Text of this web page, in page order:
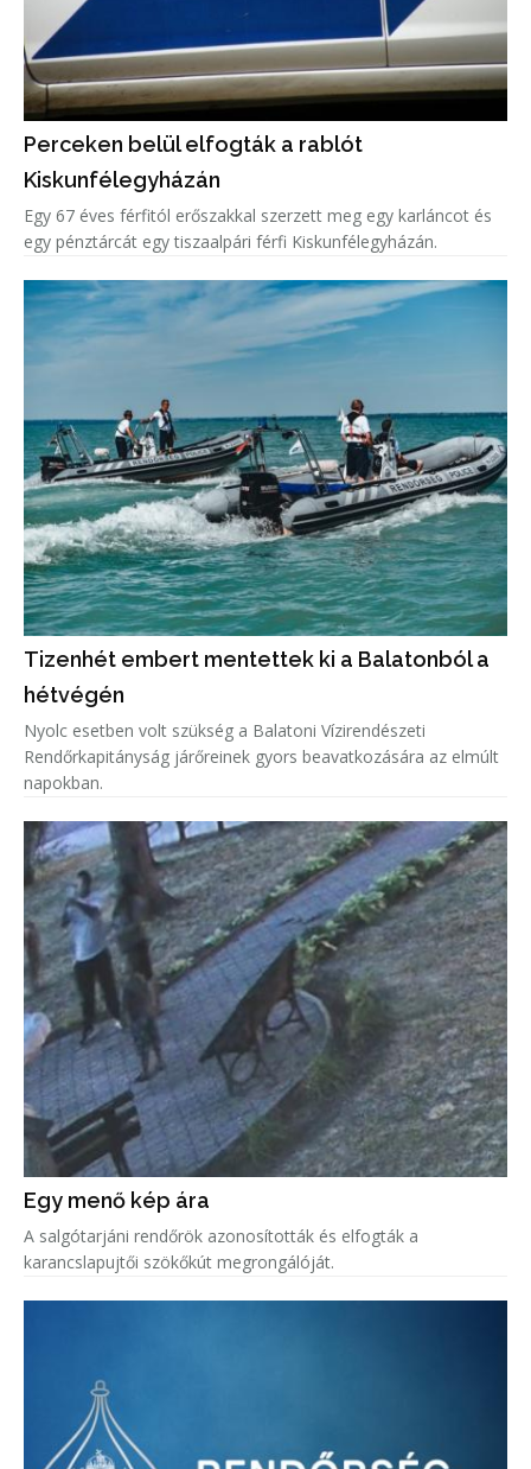
Perceken belül elfogták a rablót
Kiskunfélegyházán
Egy 67 éves férfitól erőszakkal szerzett meg egy karláncot és
egy pénztárcát egy tiszaalpári férfi Kiskunfélegyházán.
Tizenhét embert mentettek ki a Balatonból a
hétvégén
Nyolc esetben volt szükség a Balatoni Vízirendészeti
Rendőrkapitányság járőreinek gyors beavatkozására az elmúlt
napokban.
Egy menő kép ára
A salgótarjáni rendőrök azonosították és elfogták a
karancslapujtői szökőkút megrongálóját.